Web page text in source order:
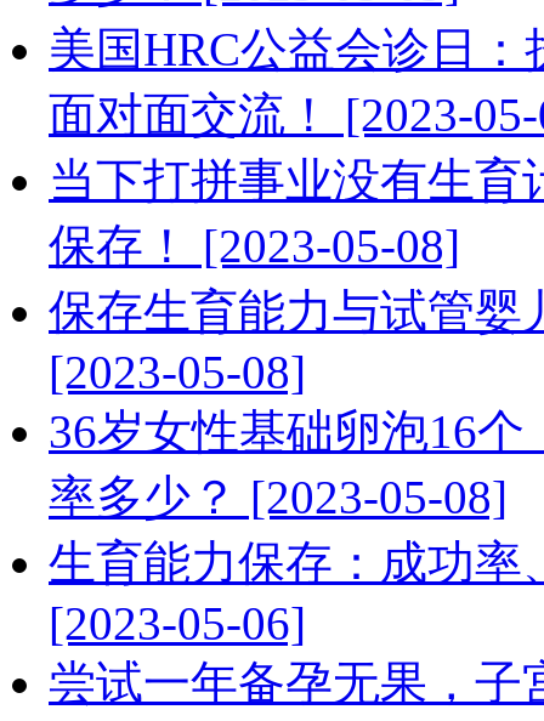
美国HRC公益会诊日
面对面交流！ [2023-
当下打拼事业没有生
保存！ [2023-05-08]
保存生育能力与试管婴
[2023-05-08]
36岁女性基础卵泡16
率多少？ [2023-05-08]
生育能力保存：成功率
[2023-05-06]
尝试一年备孕无果，子